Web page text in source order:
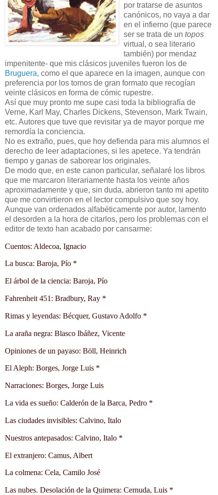
por tratarse de asuntos
canónicos, no vaya a dar
en el infierno (que parece
ser se trata de un topos
virtual, o sea literario
también) por mendaz
impenitente- que mis clásicos juveniles fueron los de
Bruguera, como el que aparece en la imagen, aunque con
preferencia por los tomos de gran formato que recogían
veinte clásicos en forma de cómic rupestre.
Así que muy pronto me supe casi toda la bibliografía de
Verne, Karl May, Charles Dickens, Stevenson, Mark Twain,
etc. Autores que tuve que revisitar ya de mayor porque me
remordía la conciencia.
No es extraño, pues, que hoy defienda para mis alumnos el
derecho de leer adaptaciones, si les apetece. Ya tendrán
tiempo y ganas de saborear los originales.
De modo que, en este canon particular, señalaré los libros
que me marcaron literariamente hasta los veinte años
aproximadamente y que, sin duda, abrieron tanto mi apetito
que me convirtieron en el lector compulsivo que soy hoy.
Aunque van ordenados alfabéticamente por autor, lamento
el desorden a la hora de citarlos, pero los problemas con el
editor de texto han acabado por cansarme:
Cuentos: Aldecoa, Ignacio
La busca: Baroja, Pío *
El árbol de la ciencia: Baroja, Pío
Fahrenheit 451: Bradbury, Ray *
Rimas y leyendas: Bécquer, Gustavo Adolfo *
La araña negra: Blasco Ibáñez, Vicente
Opiniones de un payaso: Böll, Heinrich
El Aleph: Borges, Jorge Luis *
Narraciones: Borges, Jorge Luis
La vida es sueño: Calderón de la Barca, Pedro *
Las ciudades invisibles: Calvino, Italo
Nuestros antepasados: Calvino, Italo *
El extranjero: Camus, Albert
La colmena: Cela, Camilo José
Las nubes. Desolación de la Quimera: Cernuda, Luis *